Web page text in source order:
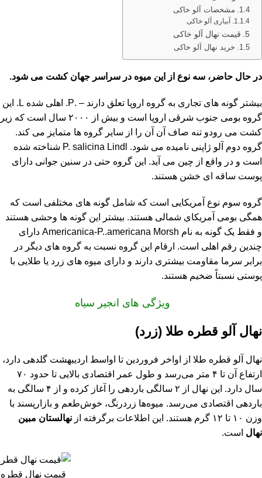
مشخصات آلو خاکی
آبیاری آلو خاکی
قیمت نهال آلو خاکی
خرید نهال آلو خاکی
در حال حاضر، سه نوع از این میوه در سراسر جهان کشت می شود.
بیشتر گونه های تجاری به گروه اروپا تعلق دارند – .P. اهلی شده L. این
گروه بومی جنوب شرقی اروپا است و بیش از ۲۰۰۰ سال است که زیر
کشت می رودو تنه صاف آن آن را از سایر گروه ها متمایز می کند.
گروه دوم آلو ژاپنی نامیده می شود. P. salicina Lindl شناخته شده
است و در واقع از چین می آید. این گروه حتی در سنین جوانی دارای
پوست ساقه ای خشن هستند.
گروه سوم نوع آمریکایی است که شامل گونه های مختلفی است که
همگی بومی آمریکای شمالی هستند. بیشتر این گونه ها وحشی هستند
و فقط یک گونه به نام Americanica-P..americana Morsh دارای
چندین رقم اهلی است. ارقام این گروه نسبت به گروه های دیگر در
برابر سرما مقاومت بیشتری دارند و دارای میوه های زرد یا طلایی با
پوستی نسبتاً ضخیم هستند.
ویژگی های انجیر سیاه
نهال آلو قطره طلا (زرد)
نهال آلو قطره طلا از اواخر فروردین تا اواسط اردیبهشت گلدهی دارد،
ارتفاع آن تا ۴ متر می‌رسد و طول عمر اقتصادی بالایی تا حدود ۷۰
سال دارد. این نهال از ۲ سالگی باردهی را آغاز کرده و از ۴ سالگی به
باردهی اقتصادی می‌رسد. میوه‌ها زردرنگ، خوش‌طعم و بازارپسند با
وزن ۱۰ تا ۱۲ گرم هستند. این اطلاعات برگرفته از
نهالستان مبین
نهال است.
قیمت نهال